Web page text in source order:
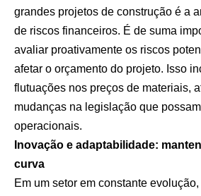
grandes projetos de construção é a
de riscos financeiros. É de suma
avaliar proativamente os riscos
afetar o orçamento do projeto. Isso
flutuações nos preços de materiais,
mudanças na legislação que
operacionais.
Inovação e adaptabilidade:
curva
Em um setor em constante